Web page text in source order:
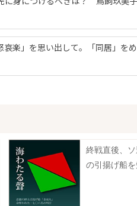
楽」を思い出して。「同居」をめ
終戦直後、
の引揚げ船